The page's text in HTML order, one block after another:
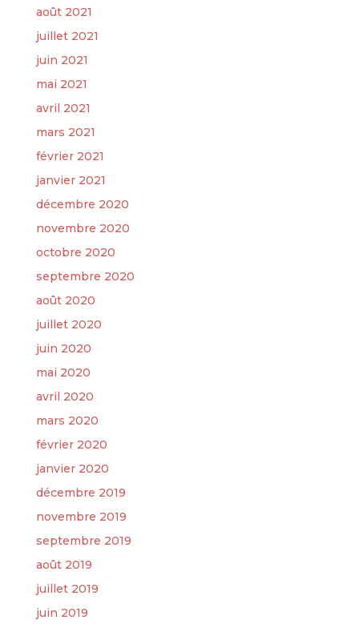
août 2021
juillet 2021
juin 2021
mai 2021
avril 2021
mars 2021
février 2021
janvier 2021
décembre 2020
novembre 2020
octobre 2020
septembre 2020
août 2020
juillet 2020
juin 2020
mai 2020
avril 2020
mars 2020
février 2020
janvier 2020
décembre 2019
novembre 2019
septembre 2019
août 2019
juillet 2019
juin 2019